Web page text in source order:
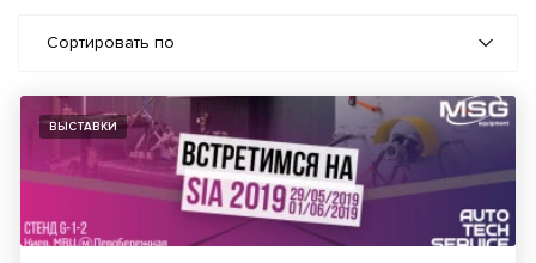
Сортировать по
ВЫСТАВКИ